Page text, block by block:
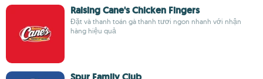
Raising Cane's Chicken Fingers
Đặt và thanh toán gà thanh tươi ngon nhanh với nhận
hàng hiệu quả